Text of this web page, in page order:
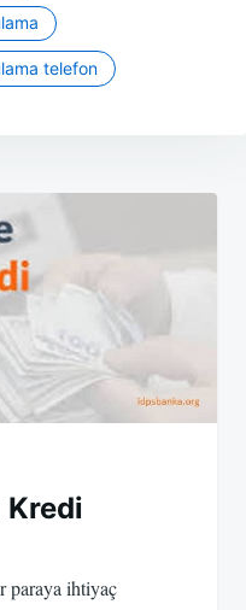
telefon
Kredi
paraya ihtiyaç